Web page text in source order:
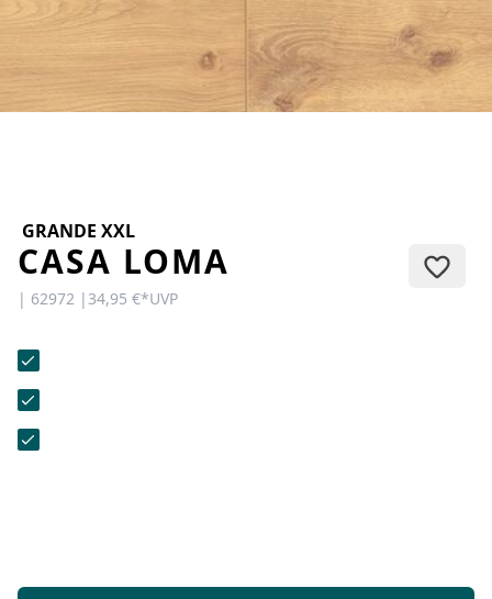
KONTAKT
Sie haben Fragen oder wünschen
eine persönliche Beratung?
Unser Team ist für Sie da –
unser Kontaktformular.
GRANDE XXL
CASA LOMA
| 62972 |34,95 €*UVP